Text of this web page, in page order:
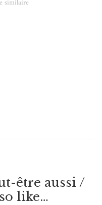
similaire
être aussi /
like…